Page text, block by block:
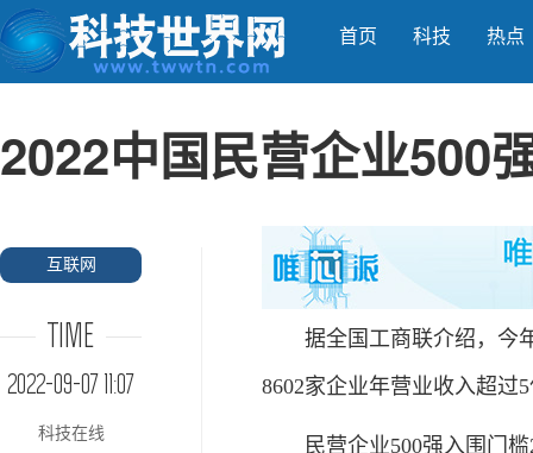
首页 科技 热点
2022中国民营企业500
互联网
TIME
2022-09-07 11:07
科技在线
据全国工商联介绍，今年
8602家企业年营业收入超过
民营企业500强入围门槛